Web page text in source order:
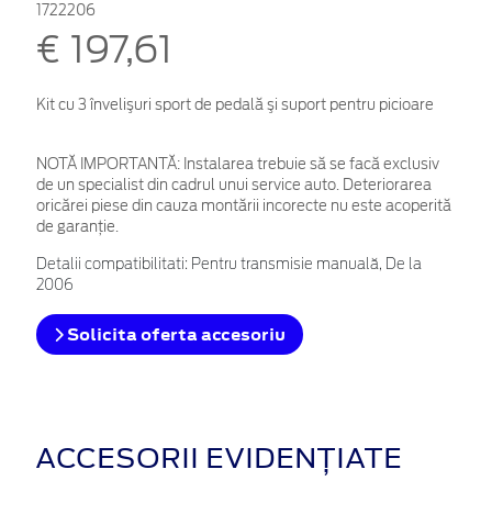
1722206
€ 197,61
Kit cu 3 învelişuri sport de pedală şi suport pentru picioare
NOTĂ IMPORTANTĂ: Instalarea trebuie să se facă exclusiv
de un specialist din cadrul unui service auto. Deteriorarea
oricărei piese din cauza montării incorecte nu este acoperită
de garanţie.
Detalii compatibilitati: Pentru transmisie manuală, De la
2006
Solicita oferta accesoriu
ACCESORII EVIDENȚIATE